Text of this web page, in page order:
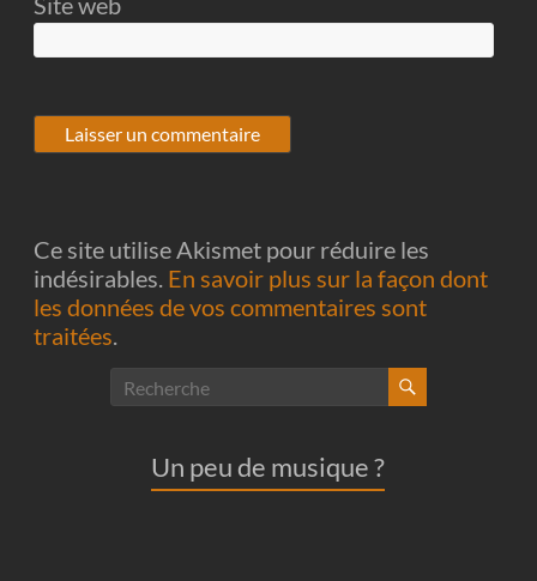
Ce site utilise Akismet pour réduire les
indésirables. En savoir plus sur la façon dont
les données de vos commentaires sont
traitées.
Un peu de musique ?